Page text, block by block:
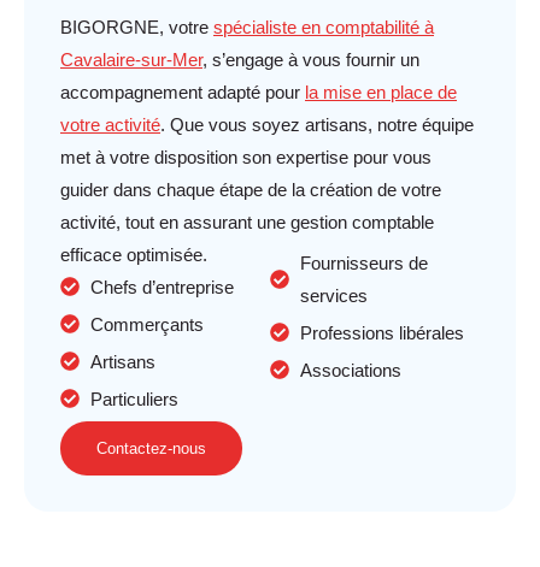
BIGORGNE, votre spécialiste en comptabilité à
Cavalaire-sur-Mer, s’engage à vous fournir un
accompagnement adapté pour la mise en place de
votre activité. Que vous soyez artisans, notre équipe
met à votre disposition son expertise pour vous
guider dans chaque étape de la création de votre
activité, tout en assurant une gestion comptable
efficace optimisée.
Chefs d’entreprise
Commerçants
Artisans
Particuliers
Fournisseurs de
services
Professions libérales
Associations
Contactez-nous